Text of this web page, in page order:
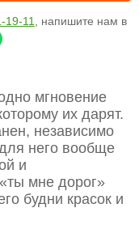
19-11
, напишите нам в
мгновение
их дарят.
независимо
него вообще
и
мне дорог»
будни красок и